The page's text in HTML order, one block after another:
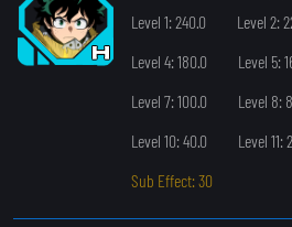
Level 1: 240.0
Level 2:
Level 4: 180.0
Level 5:
Level 7: 100.0
Level 8:
Level 10: 40.0
Level 11:
Sub Effect: 30